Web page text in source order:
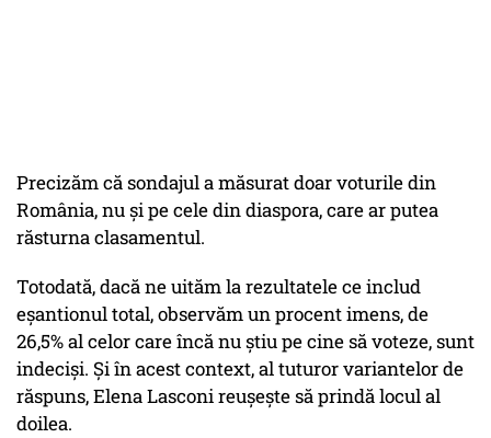
Precizăm că sondajul a măsurat doar voturile din
România, nu și pe cele din diaspora, care ar putea
răsturna clasamentul.
Totodată, dacă ne uităm la rezultatele ce includ
eșantionul total, observăm un procent imens, de
26,5% al celor care încă nu știu pe cine să voteze, sunt
indeciși. Și în acest context, al tuturor variantelor de
răspuns, Elena Lasconi reușește să prindă locul al
doilea.